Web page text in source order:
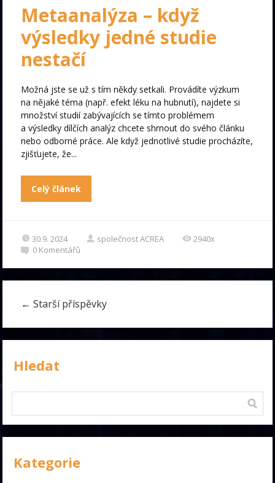
Metaanalýza – když
výsledky jedné studie
nestačí
Možná jste se už s tím někdy setkali. Provádíte výzkum
na nějaké téma (např. efekt léku na hubnutí), najdete si
množství studií zabývajících se tímto problémem
a výsledky dílčích analýz chcete shrnout do svého článku
nebo odborné práce. Ale když jednotlivé studie procházíte,
zjišťujete, že...
Celý článek
30.9. 2024 společnost ACREA
2940x
0 Komentářů
← Starší příspěvky
Hledat
Kategorie